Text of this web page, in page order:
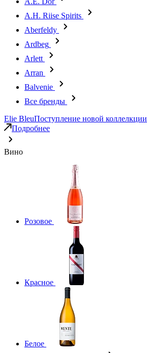
A.H. Riise Spirits
Aberfeldy
Ardbeg
Arlett
Arran
Balvenie
Все бренды
Elie BleuПоступление новой коллелкции
Подробнее
Вино
Розовое
Красное
Белое